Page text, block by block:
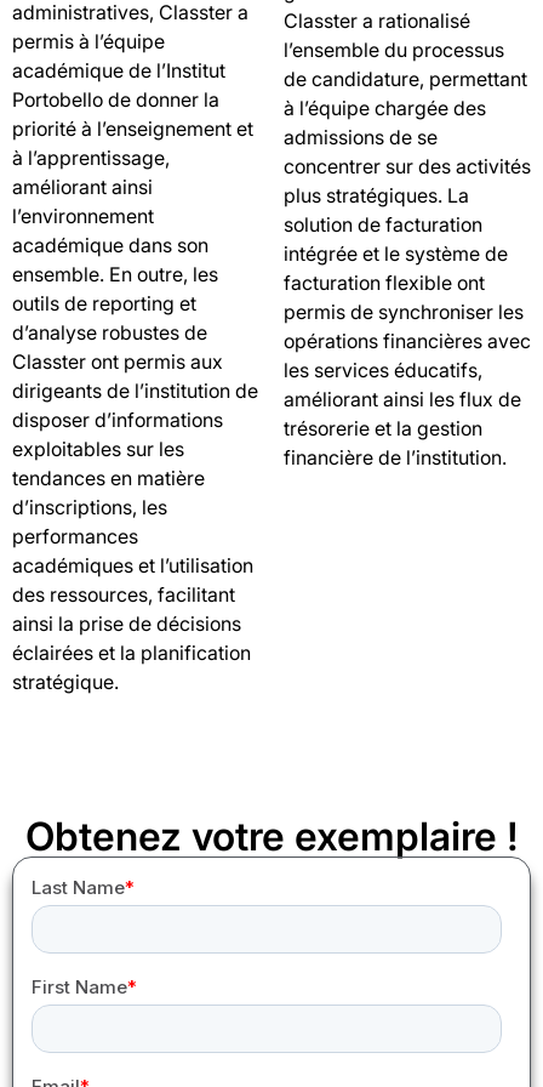
administratives, Classter a
permis à l’équipe
académique de l’Institut
Portobello de donner la
priorité à l’enseignement et
à l’apprentissage,
améliorant ainsi
l’environnement
académique dans son
ensemble. En outre, les
outils de reporting et
d’analyse robustes de
Classter ont permis aux
dirigeants de l’institution de
disposer d’informations
exploitables sur les
tendances en matière
d’inscriptions, les
performances
académiques et l’utilisation
des ressources, facilitant
ainsi la prise de décisions
éclairées et la planification
stratégique.
Classter a rationalisé
l’ensemble du processus
de candidature, permettant
à l’équipe chargée des
admissions de se
concentrer sur des activités
plus stratégiques. La
solution de facturation
intégrée et le système de
facturation flexible ont
permis de synchroniser les
opérations financières avec
les services éducatifs,
améliorant ainsi les flux de
trésorerie et la gestion
financière de l’institution.
Obtenez votre exemplaire !